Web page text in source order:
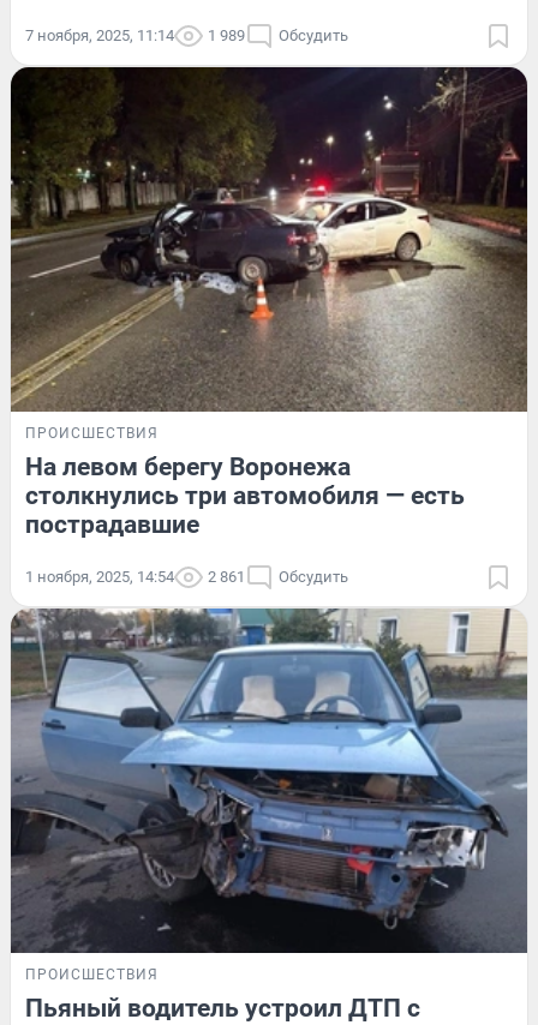
7 ноября, 2025, 11:14 1 989 Обсудить
ПРОИСШЕСТВИЯ
На левом берегу Воронежа
столкнулись три автомобиля — есть
пострадавшие
1 ноября, 2025, 14:54 2 861 Обсудить
ПРОИСШЕСТВИЯ
Пьяный водитель устроил ДТП с